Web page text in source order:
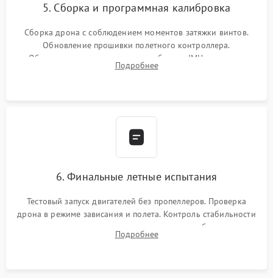
5. Сборка и программная калибровка
Сборка дрона с соблюдением моментов затяжки винтов.
Обновление прошивки полетного контроллера.
Обязательная программная калибровка IMU-сенсоров,
компаса, датчиков позиционирования и горизонта подвеса
Подробнее
6. Финальные летные испытания
Тестовый запуск двигателей без пропеллеров. Проверка
дрона в режиме зависания и полета. Контроль стабильности
удержания точки, качества передачи видео, работы системы
возврата домой (RTH) и дальности радиосвязи.
Подробнее